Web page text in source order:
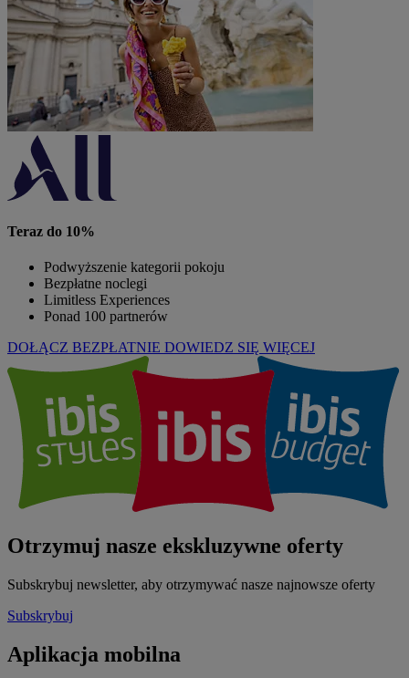
Teraz do 10%
Podwyższenie kategorii pokoju
Bezpłatne noclegi
Limitless Experiences
Ponad 100 partnerów
DOŁĄCZ BEZPŁATNIE DOWIEDZ SIĘ WIĘCEJ
Otrzymuj nasze ekskluzywne oferty
Subskrybuj newsletter, aby otrzymywać nasze najnowsze oferty
Subskrybuj
Aplikacja mobilna